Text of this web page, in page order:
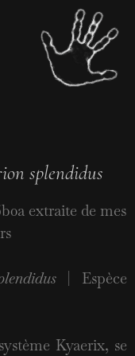
splendidus
extraite de mes
| Espèce
Kyaerix, se